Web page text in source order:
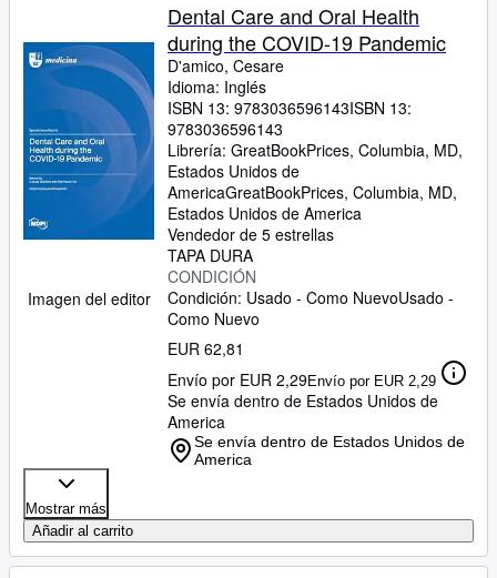
Imagen del editor
Dental Care and Oral Health
during the COVID-19 Pandemic
D'amico, Cesare
Idioma: Inglés
ISBN 13: 9783036596143ISBN 13:
9783036596143
Librería: GreatBookPrices, Columbia, MD,
Estados Unidos de
AmericaGreatBookPrices, Columbia, MD,
Estados Unidos de America
Vendedor de 5 estrellas
TAPA DURA
CONDICIÓN
Condición: Usado - Como NuevoUsado -
Como Nuevo
EUR 62,81
Envío por EUR 2,29Envío por EUR 2,29
Se envía dentro de Estados Unidos de
America
Se envía dentro de Estados Unidos de
America
Mostrar más
Añadir al carrito